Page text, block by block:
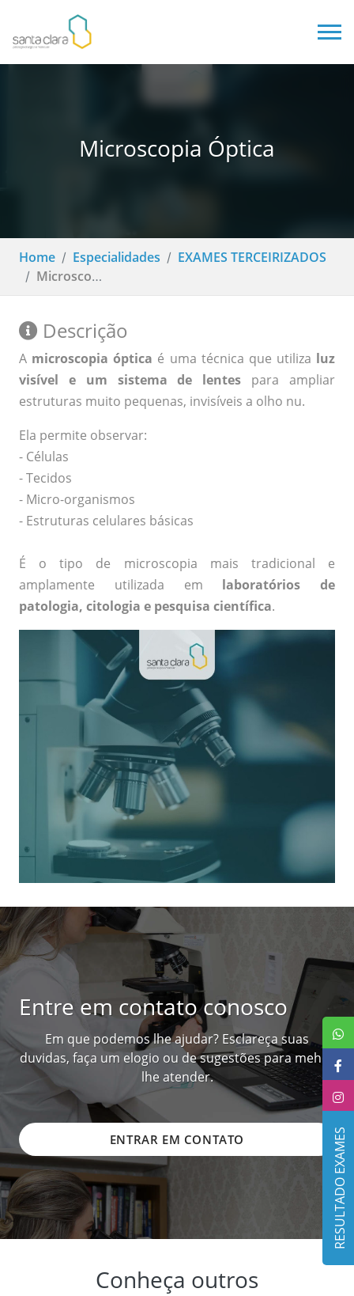
Microscopia Óptica
Home Especialidades
EXAMES TERCEIRIZADOS
Microscopia Óptica
Descrição
A microscopia óptica é uma técnica que utiliza luz
visível e um sistema de lentes para ampliar
estruturas muito pequenas, invisíveis a olho nu.
Ela permite observar:
- Células
- Tecidos
- Micro-organismos
- Estruturas celulares básicas
É o tipo de microscopia mais tradicional e
amplamente utilizada em laboratórios de
patologia, citologia e pesquisa científica.
Entre em contato conosco
Em que podemos lhe ajudar? Esclareça suas
duvidas, faça um elogio ou de sugestões para mehor
lhe atender.
ENTRAR EM CONTATO
Conheça outros
RESULTADO EXAMES